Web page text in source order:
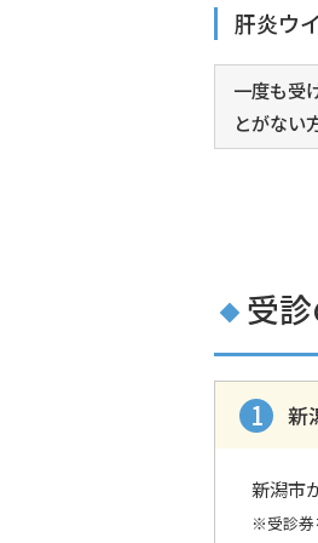
肝炎ウ
一度も受
とがない
受
新
新潟市
※受診券